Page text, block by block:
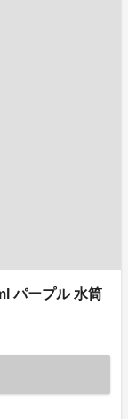
パープル 水筒